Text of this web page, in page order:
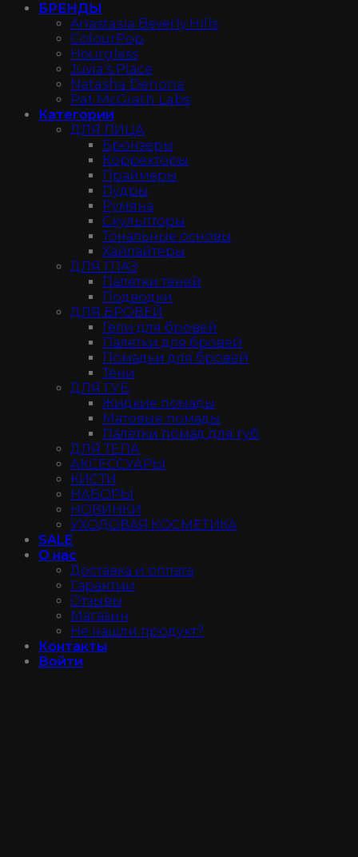
БРЕНДЫ
Anastasia Beverly Hills
ColourPop
Hourglass
Juvia’s Place
Natasha Denona
Pat McGrath Labs
Категории
ДЛЯ ЛИЦА
Бронзеры
Корректоры
Праймеры
Пудры
Румяна
Скульпторы
Тональные основы
Хайлайтеры
ДЛЯ ГЛАЗ
Палетки теней
Подводки
ДЛЯ БРОВЕЙ
Гели для бровей
Палетки для бровей
Помадки для бровей
Тени
ДЛЯ ГУБ
Жидкие помады
Матовые помады
Палетки помад для губ
ДЛЯ ТЕЛА
АКСЕССУАРЫ
КИСТИ
НАБОРЫ
НОВИНКИ
УХОДОВАЯ КОСМЕТИКА
SALE
О нас
Доставка и оплата
Гарантии
Отзывы
Магазин
Не нашли продукт?
Контакты
Войти